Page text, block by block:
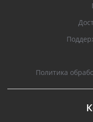
Политика